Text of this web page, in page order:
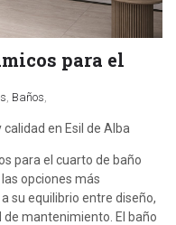
para el
Baños
en Esil de Alba
para el cuarto de baño
opciones más
su equilibrio entre diseño,
mantenimiento. El baño